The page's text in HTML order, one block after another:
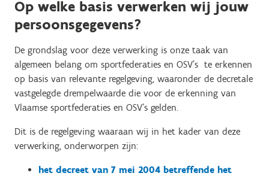
Op welke basis verwerken wij jouw
persoonsgegevens?
De grondslag voor deze verwerking is onze taak van
algemeen belang om sportfederaties en OSV’s te erkennen
op basis van relevante regelgeving, waaronder de decretale
vastgelegde drempelwaarde die voor de erkenning van
Vlaamse sportfederaties en OSV’s gelden.
Dit is de regelgeving waaraan wij in het kader van deze
verwerking, onderworpen zijn:
het decreet van 7 mei 2004 betreffende het